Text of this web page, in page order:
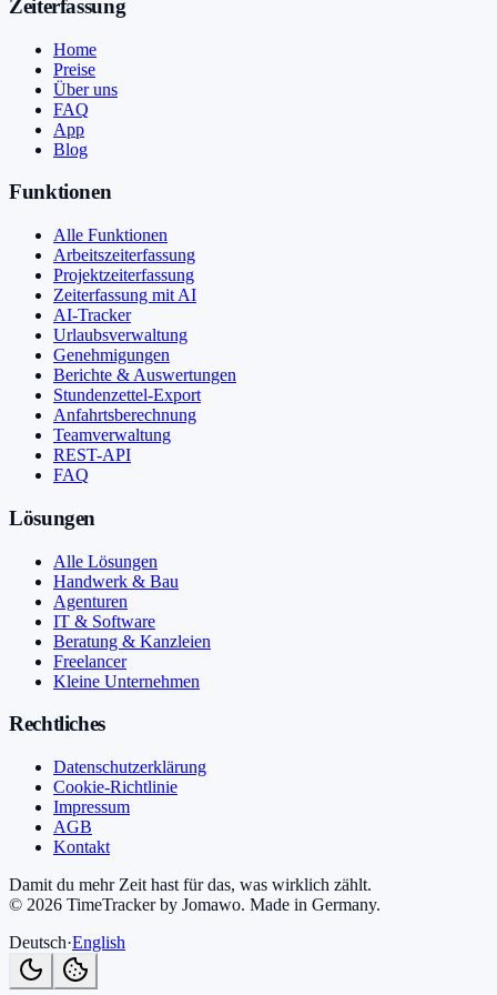
Zeiterfassung
Home
Preise
Über uns
FAQ
App
Blog
Funktionen
Alle Funktionen
Arbeitszeiterfassung
Projektzeiterfassung
Zeiterfassung mit AI
AI-Tracker
Urlaubsverwaltung
Genehmigungen
Berichte & Auswertungen
Stundenzettel-Export
Anfahrtsberechnung
Teamverwaltung
REST-API
FAQ
Lösungen
Alle Lösungen
Handwerk & Bau
Agenturen
IT & Software
Beratung & Kanzleien
Freelancer
Kleine Unternehmen
Rechtliches
Datenschutzerklärung
Cookie-Richtlinie
Impressum
AGB
Kontakt
Damit du mehr Zeit hast für das, was wirklich zählt.
© 2026 TimeTracker by Jomawo. Made in Germany.
Deutsch·English